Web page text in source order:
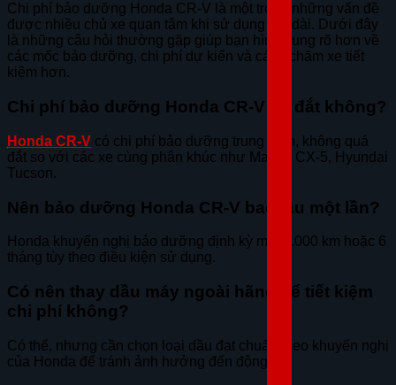
Chi phí bảo dưỡng Honda CR-V là một trong những vấn đề
được nhiều chủ xe quan tâm khi sử dụng lâu dài. Dưới đây
là những câu hỏi thường gặp giúp bạn hình dung rõ hơn về
các mốc bảo dưỡng, chi phí dự kiến và cách chăm xe tiết
kiệm hơn.
Chi phí bảo dưỡng Honda CR-V có đắt không?
Honda CR-V có chi phí bảo dưỡng trung bình, không quá
đắt so với các xe cùng phân khúc như Mazda CX-5, Hyundai
Tucson.
Nên bảo dưỡng Honda CR-V bao lâu một lần?
Honda khuyến nghị bảo dưỡng định kỳ mỗi 5.000 km hoặc 6
tháng tùy theo điều kiện sử dụng.
Có nên thay dầu máy ngoài hãng để tiết kiệm
chi phí không?
Có thể, nhưng cần chọn loại dầu đạt chuẩn theo khuyến nghị
của Honda để tránh ảnh hưởng đến động cơ.